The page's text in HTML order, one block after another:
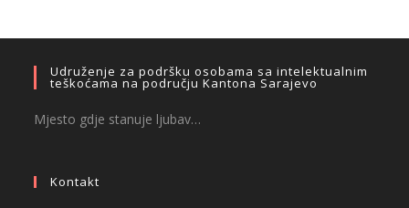
Udruženje za podršku osobama sa intelektualnim
teškoćama na području Kantona Sarajevo
Mjesto gdje stanuje ljubav…
Kontakt